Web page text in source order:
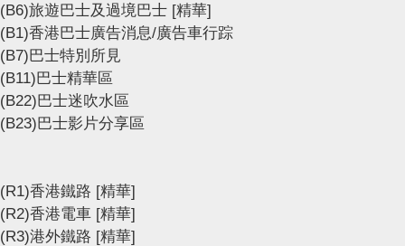
(B6)旅遊巴士及過境巴士 [精華]
(B1)香港巴士廣告消息/廣告車行踪
(B7)巴士特別所見
(B11)巴士精華區
(B22)巴士迷吹水區
(B23)巴士影片分享區
(R1)香港鐵路 [精華]
(R2)香港電車 [精華]
(R3)港外鐵路 [精華]